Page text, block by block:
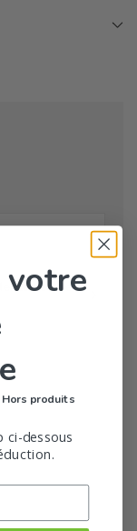
de
produits
ci-dessous